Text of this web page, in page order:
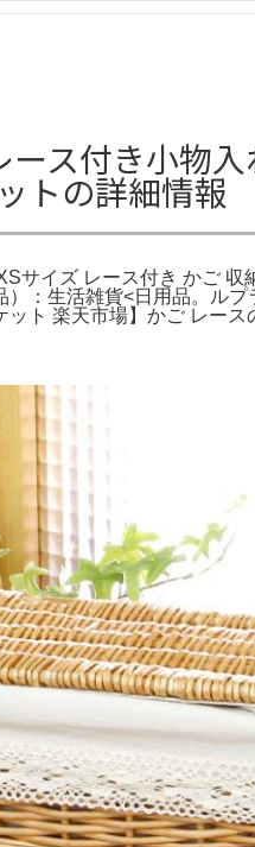
ス付き小物入
トの詳細情報
サイズ レース付き かご
）：生活雑貨<日用品。ル
ット 楽天市場】かご レー